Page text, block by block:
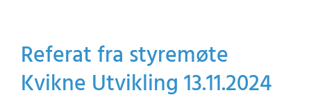
Referat fra styremøte
Kvikne Utvikling 13.11.2024